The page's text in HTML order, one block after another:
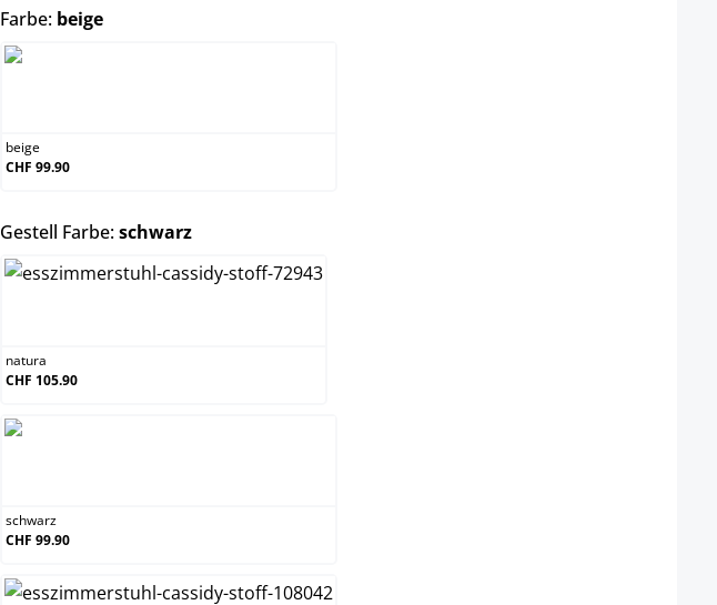
Farbe: beigeauswählen
beige
CHF 99.90
Gestell Farbe:schwarzauswählen
natura
CHF 105.90
schwarz
CHF 99.90